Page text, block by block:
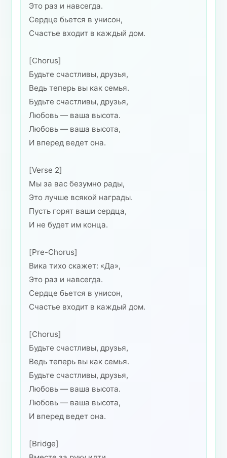
Это раз и навсегда.
Сердце бьется в унисон,
Счастье входит в каждый дом.
[Chorus]
Будьте счастливы, друзья,
Ведь теперь вы как семья.
Будьте счастливы, друзья,
Любовь — ваша высота.
Любовь — ваша высота,
И вперед ведет она.
[Verse 2]
Мы за вас безумно рады,
Это лучше всякой награды.
Пусть горят ваши сердца,
И не будет им конца.
[Pre-Chorus]
Вика тихо скажет: «Да»,
Это раз и навсегда.
Сердце бьется в унисон,
Счастье входит в каждый дом.
[Chorus]
Будьте счастливы, друзья,
Ведь теперь вы как семья.
Будьте счастливы, друзья,
Любовь — ваша высота.
Любовь — ваша высота,
И вперед ведет она.
[Bridge]